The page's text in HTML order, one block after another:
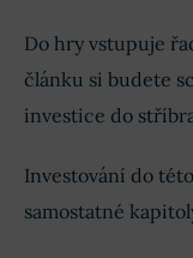
Do hry vstupuje
článku si budete
investice do
Investování do této
samostatné